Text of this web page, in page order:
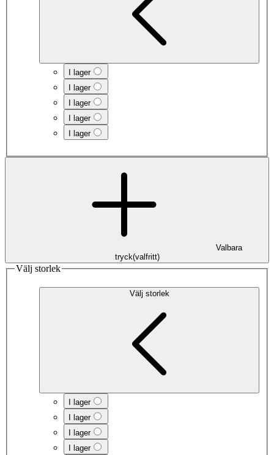
I lager
I lager
I lager
I lager
I lager
Valbara
tryck(valfritt)
Välj storlek
Välj storlek
I lager
I lager
I lager
I lager